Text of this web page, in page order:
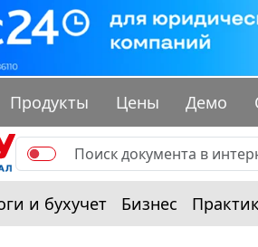
Продукты Цены Демо
и бухучет Бизнес